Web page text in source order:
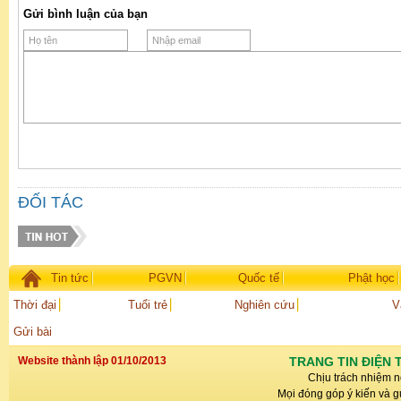
Gửi bình luận của bạn
ĐỐI TÁC
Tin tức PGVN Quốc tế
Phật học
Thời đại
Tuổi trẻ Nghiên cứu
Gửi bài
Website thành lập 01/10/2013 TRANG TIN ĐIỆN
Chịu trách nhiệm
Mọi đóng góp ý kiến và